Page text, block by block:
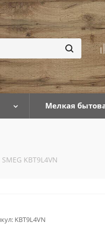
Мелкая
KBT9L4VN
KBT9L4VN